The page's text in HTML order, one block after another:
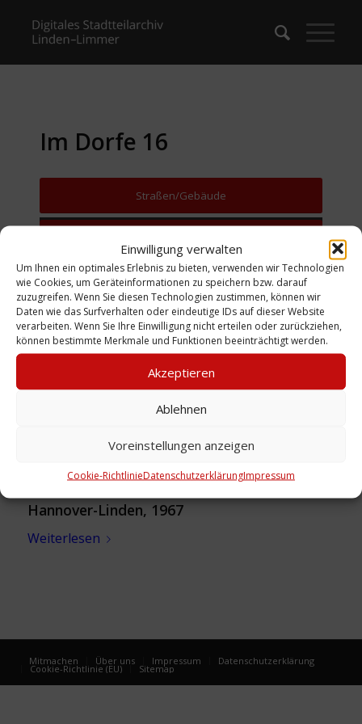
Einwilligung verwalten
Um Ihnen ein optimales Erlebnis zu bieten, verwenden wir Technologien
wie Cookies, um Geräteinformationen zu speichern bzw. darauf
zuzugreifen. Wenn Sie diesen Technologien zustimmen, können wir
Daten wie das Surfverhalten oder eindeutige IDs auf dieser Website
verarbeiten. Wenn Sie Ihre Einwilligung nicht erteilen oder zurückziehen,
können bestimmte Merkmale und Funktionen beeinträchtigt werden.
Akzeptieren
Ablehnen
Voreinstellungen anzeigen
Cookie-RichtlinieDatenschutzerklärungImpressum
Im Dorfe 16
Straßen/Gebäude
Hannover-Linden, 1967
Weiterlesen
Mitmachen Über uns Impressum Datenschutzerklärung
Cookie-Richtlinie (EU) Sitemap